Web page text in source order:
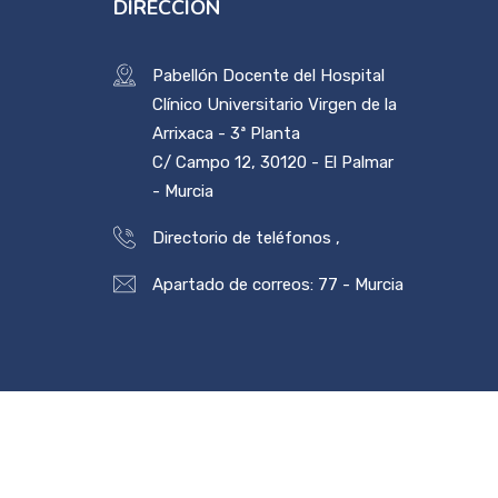
DIRECCIÓN
Pabellón Docente del Hospital
Clínico Universitario Virgen de la
Arrixaca - 3ª Planta
C/ Campo 12, 30120 - El Palmar
- Murcia
Directorio de teléfonos ,
Apartado de correos: 77 - Murcia